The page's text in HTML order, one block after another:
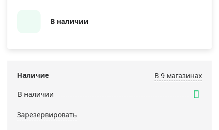
В наличии
Наличие
В 9 магазинах
В наличии
Зарезервировать